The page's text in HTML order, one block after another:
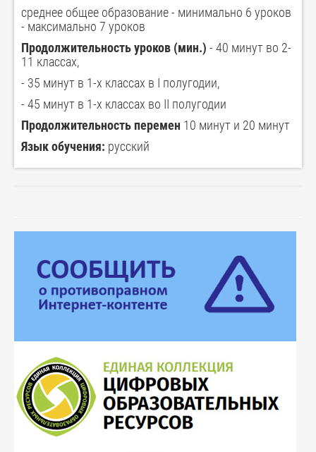
среднее общее образование - минимально 6 уроков
- максимально 7 уроков
Продолжительность уроков (мин.) - 40 минут во 2-
11 классах,
- 35 минут в 1-х классах в I полугодии,
- 45 минут в 1-х классах во II полугодии
Продолжительность перемен 10 минут и 20 минут
Язык обучения: русский